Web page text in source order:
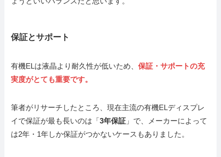
保証とサポート
有機ELは液晶より耐久性が低いため、保証・サポートの充
実度がとても重要です。
筆者がリサーチしたところ、現在主流の有機ELディスプレ
イで保証が最も長いのは「3年保証 」で、メーカーによって
は2年・1年しか保証がつかないケースもありました。